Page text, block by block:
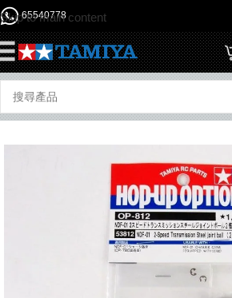
Skip to main content
65540778